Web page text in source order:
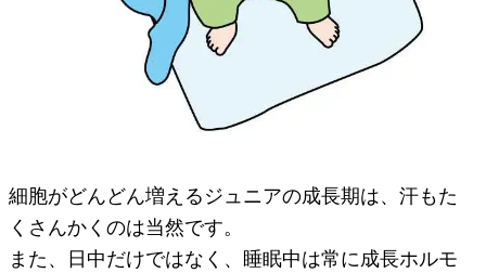
細胞がどんどん増えるジュニアの成長期は、汗もた
くさんかくのは当然です。
また、日中だけではなく、睡眠中は常に成長ホルモ